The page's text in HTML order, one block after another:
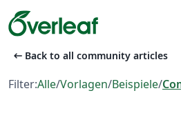
arrow_left_alt Back to all community articles
Filter:Alle/Vorlagen/Beispiele/